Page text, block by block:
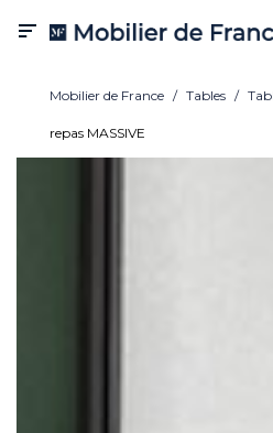
Mobilier de France Tables
repas MASSIVE